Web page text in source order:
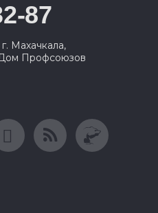
87
Махачкала,
Профсоюзов